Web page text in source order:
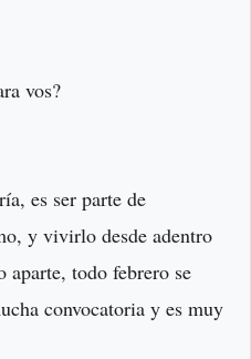
vos?
es ser parte de
y vivirlo desde adentro
aparte, todo febrero se
convocatoria y es muy